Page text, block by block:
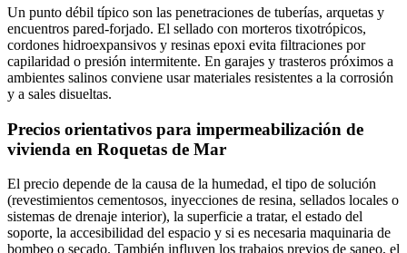
Un punto débil típico son las penetraciones de tuberías, arquetas y
encuentros pared-forjado. El sellado con morteros tixotrópicos,
cordones hidroexpansivos y resinas epoxi evita filtraciones por
capilaridad o presión intermitente. En garajes y trasteros próximos a
ambientes salinos conviene usar materiales resistentes a la corrosión
y a sales disueltas.
Precios orientativos para impermeabilización de
vivienda en Roquetas de Mar
El precio depende de la causa de la humedad, el tipo de solución
(revestimientos cementosos, inyecciones de resina, sellados locales o
sistemas de drenaje interior), la superficie a tratar, el estado del
soporte, la accesibilidad del espacio y si es necesaria maquinaria de
bombeo o secado. También influyen los trabajos previos de saneo, el